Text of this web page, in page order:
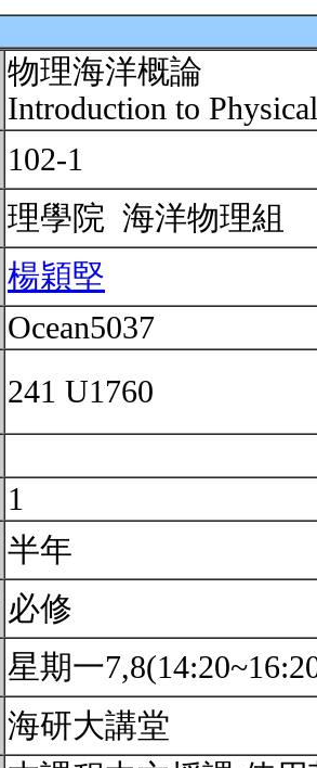
物理海洋概論
Introduction to
102-1
理學院 海洋物理組
楊穎堅
Ocean5037
241 U1760
1
半年
必修
星期一
海研大講堂